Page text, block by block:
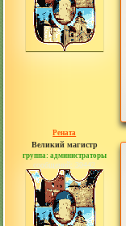
Рената
Великий магистр
группа: администраторы
сообщений: 30442